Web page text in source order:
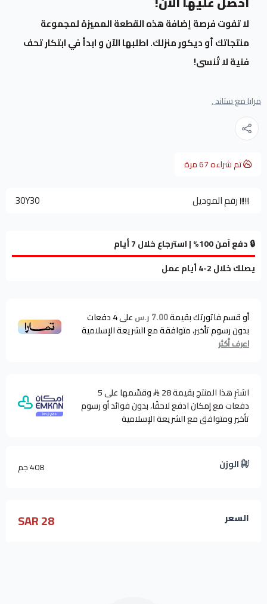
لا تفوت فرصة إضافة هذه القطعة المميزة لمجموعة
منتجاتك أو ديكور منزلك. اطلبها الآن و ابدأ في ابتكار تحف
فنية لا تُنسى!
مرايا مع ستاند ,
تم شراءه67مرة
رقم الموديل 30Y30
🔒 دفع آمن 100% | استرجاع خلال 7 أيام
يصلك خلال 2-4 أيام عمل
أو قسم فاتورتك بقيمة7.00 ر.س على4دفعات
بدون رسوم تأخير، متوافقة مع الشريعة الإسلامية
اعرف أكثر
اشترِ هذا المنتج بقيمة 28
وقسّمها على 5
دفعات مع إمكان ادفع لاحقًا، بدون فوائد أو رسوم
تأخير ومتوافق مع الشريعة الإسلامية
الوزن 408 جم
السعر 28 SAR